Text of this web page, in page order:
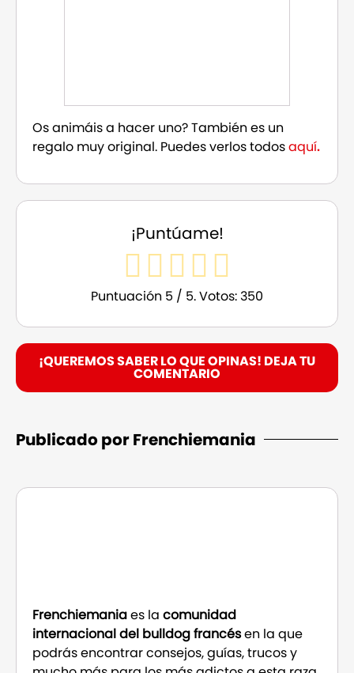
Os animáis a hacer uno? También es un
regalo muy original. Puedes verlos todosaquí.
¡Puntúame!
Puntuación 5 / 5. Votos: 350
¡QUEREMOS SABER LO QUE OPINAS! DEJA TU
COMENTARIO
Publicado por Frenchiemania
Frenchiemaniaes la comunidad
internacional del bulldog francésen la que
podrás encontrar consejos, guías, trucos y